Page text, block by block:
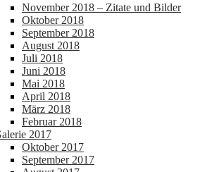
November 2018 – Zitate und Bilder
Oktober 2018
September 2018
August 2018
Juli 2018
Juni 2018
Mai 2018
April 2018
März 2018
Februar 2018
2017
Oktober 2017
September 2017